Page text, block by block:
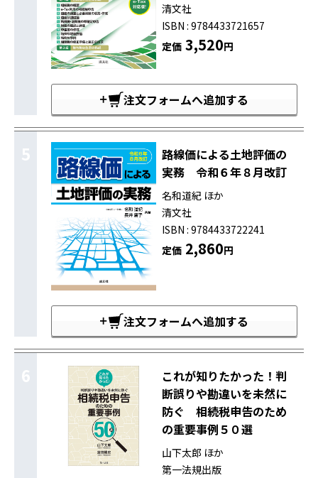
清文社
ISBN : 9784433721657
定価3,520円
注文フォームへ追加する
5
路線価による土地評価の
実務 令和６年８月改訂
名和道紀 ほか
清文社
ISBN : 9784433722241
定価2,860円
注文フォームへ追加する
6
これが知りたかった！判
断誤りや勘違いを未然に
防ぐ 相続税申告のため
の重要事例５０選
山下太郎 ほか
第一法規出版